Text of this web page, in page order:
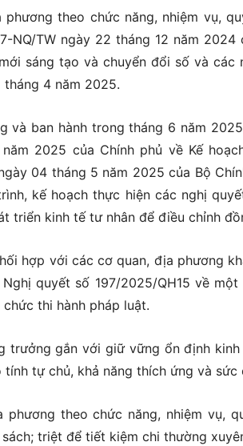
phương theo chức năng, nhiệm vụ,
NQ/TW ngày 22 tháng 12 năm
sáng tạo và chuyển đổi số và
tháng 4 năm 2025.
và ban hành trong tháng 6 năm
2025 của Chính phủ về Kế
04 tháng 5 năm 2025 của Bộ
kế hoạch thực hiện các nghị
triển kinh tế tư nhân để điều chỉnh
hợp với các cơ quan, địa phương
quyết số 197/2025/QH15 về
thi hành pháp luật.
trưởng gắn với giữ vững ổn định
tự chủ, khả năng thích ứng và sức
phương theo chức năng, nhiệm vụ,
triệt để tiết kiệm chi thường